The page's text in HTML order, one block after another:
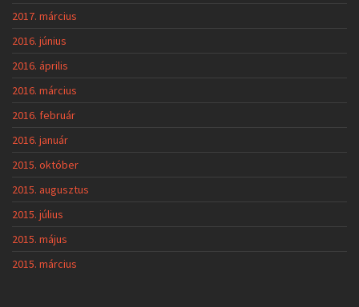
2017. március
2016. június
2016. április
2016. március
2016. február
2016. január
2015. október
2015. augusztus
2015. július
2015. május
2015. március